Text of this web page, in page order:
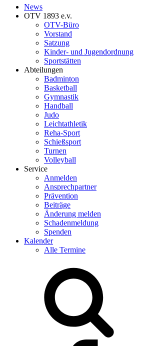
News
OTV 1893 e.v.
OTV-Büro
Vorstand
Satzung
Kinder- und Jugendordnung
Sportstätten
Abteilungen
Badminton
Basketball
Gymnastik
Handball
Judo
Leichtathletik
Reha-Sport
Schießsport
Turnen
Volleyball
Service
Anmelden
Ansprechpartner
Prävention
Beiträge
Änderung melden
Schadenmeldung
Spenden
Kalender
Alle Termine